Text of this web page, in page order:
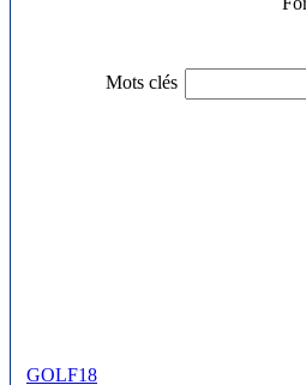
Mots clés
GOLF18